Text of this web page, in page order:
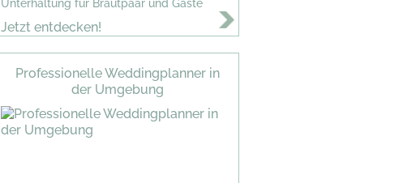
Unterhaltung für Brautpaar und Gäste
Jetzt entdecken!
Professionelle Weddingplanner in
der Umgebung